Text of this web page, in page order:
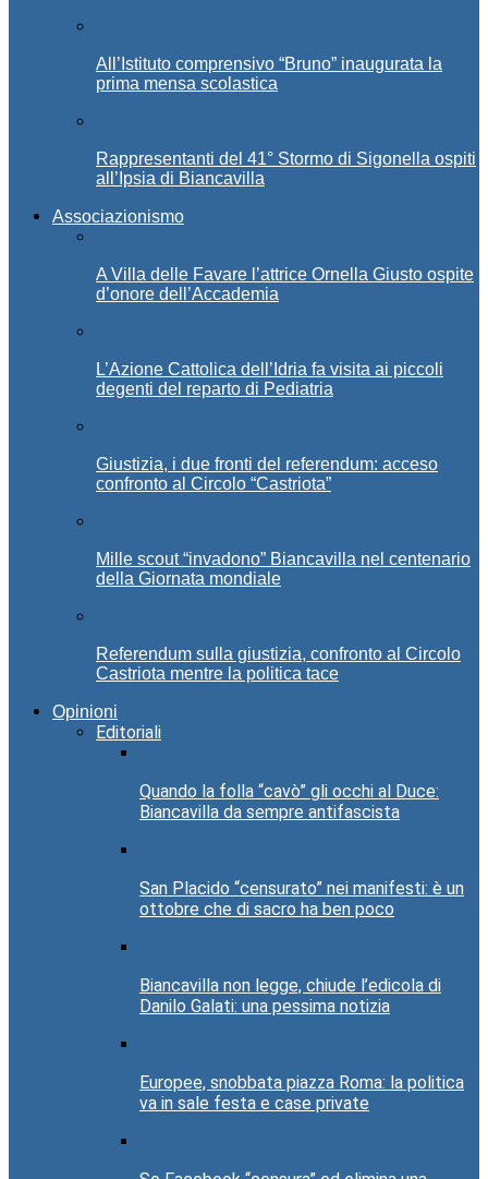
All’Istituto comprensivo “Bruno” inaugurata la
prima mensa scolastica
Rappresentanti del 41° Stormo di Sigonella ospiti
all’Ipsia di Biancavilla
Associazionismo
A Villa delle Favare l’attrice Ornella Giusto ospite
d’onore dell’Accademia
L’Azione Cattolica dell’Idria fa visita ai piccoli
degenti del reparto di Pediatria
Giustizia, i due fronti del referendum: acceso
confronto al Circolo “Castriota”
Mille scout “invadono” Biancavilla nel centenario
della Giornata mondiale
Referendum sulla giustizia, confronto al Circolo
Castriota mentre la politica tace
Opinioni
Editoriali
Quando la folla “cavò” gli occhi al Duce:
Biancavilla da sempre antifascista
San Placido “censurato” nei manifesti: è un
ottobre che di sacro ha ben poco
Biancavilla non legge, chiude l’edicola di
Danilo Galati: una pessima notizia
Europee, snobbata piazza Roma: la politica
va in sale festa e case private